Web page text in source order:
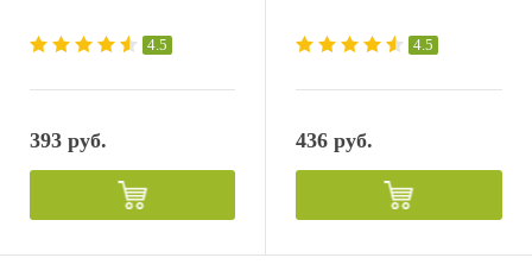
4.5
393 руб.
4.5
436 руб.